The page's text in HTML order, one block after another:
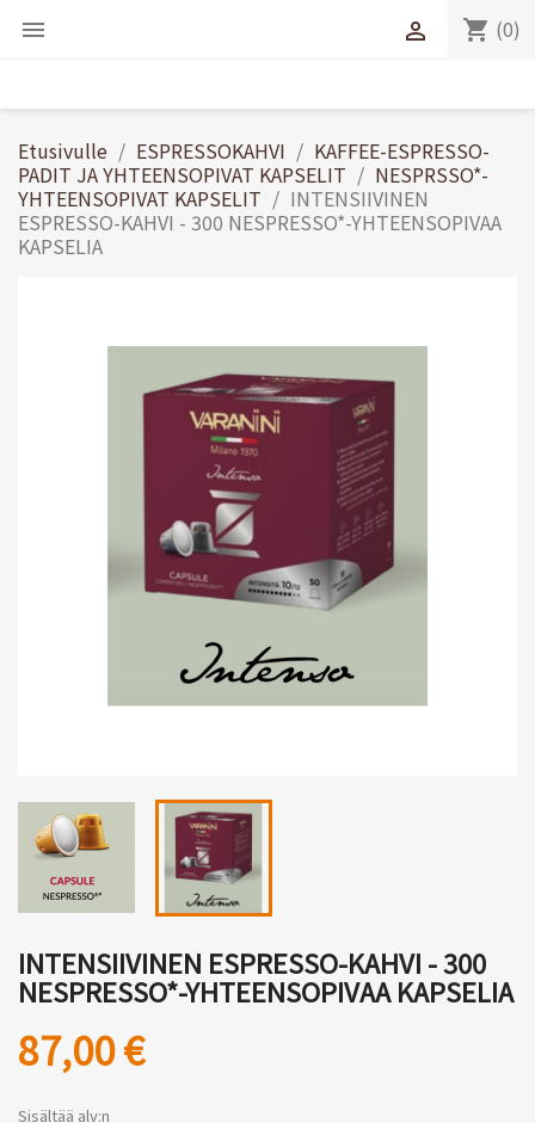
 shopping_cart (0)

Etusivulle ESPRESSOKAHVI
KAFFEE-ESPRESSO-
PADIT JA YHTEENSOPIVAT KAPSELIT
NESPRSSO*-
YHTEENSOPIVAT KAPSELIT
INTENSIIVINEN
ESPRESSO-KAHVI - 300 NESPRESSO*-YHTEENSOPIVAA
KAPSELIA
INTENSIIVINEN ESPRESSO-KAHVI - 300
NESPRESSO*-YHTEENSOPIVAA KAPSELIA
87,00 €
Sisältää alv:n